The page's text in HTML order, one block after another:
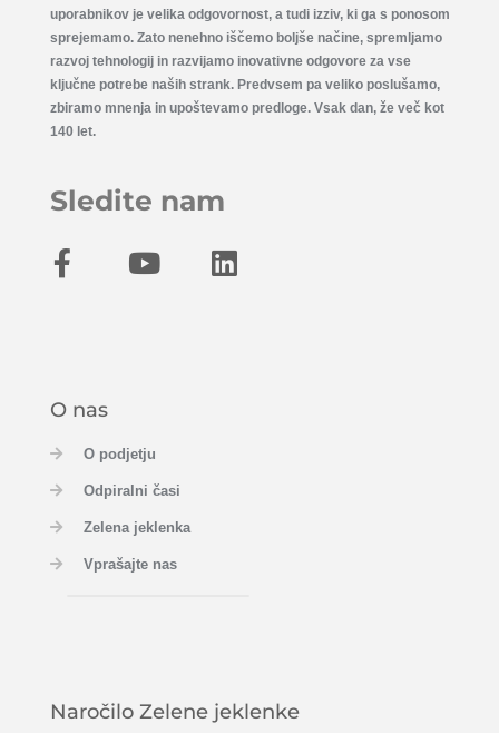
uporabnikov je velika odgovornost, a tudi izziv, ki ga s ponosom
sprejemamo. Zato nenehno iščemo boljše načine, spremljamo
razvoj tehnologij in razvijamo inovativne odgovore za vse
ključne potrebe naših strank. Predvsem pa veliko poslušamo,
zbiramo mnenja in upoštevamo predloge. Vsak dan, že več kot
140 let.
Sledite nam
O nas
O podjetju
Odpiralni časi
Zelena jeklenka
Vprašajte nas
Naročilo Zelene jeklenke